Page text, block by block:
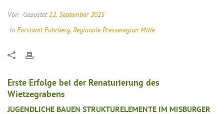
Von Gepostet 12. September 2025
In Forstamt Fuhrberg, Regionale Presseregion Mitte
Erste Erfolge bei der Renaturierung des
Wietzegrabens
JUGENDLICHE BAUEN STRUKTURELEMENTE IM MISBURGER